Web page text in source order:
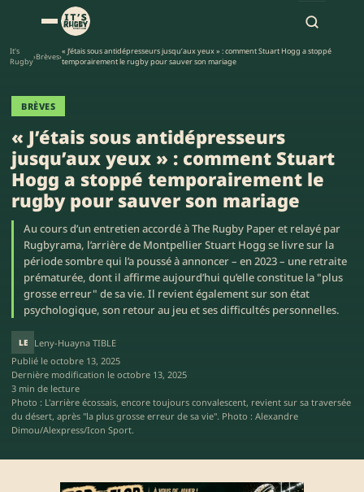
It's
Rugby›Brèves›« J’étais sous antidépresseurs jusqu’aux yeux » : comment Stuart Hogg a stoppé
temporairement le rugby pour sauver son mariage
BRÈVES
« J’étais sous antidépresseurs
jusqu’aux yeux » : comment Stuart
Hogg a stoppé temporairement le
rugby pour sauver son mariage
Au cours d’un entretien accordé à The Rugby Paper et relayé par
Rugbyrama, l’arrière de Montpellier Stuart Hogg se livre sur la
période sombre qui l’a poussé à annoncer – en 2023 – une retraite
prématurée, dont il affirme aujourd’hui qu’elle constitue la "plus
grosse erreur" de sa vie. Il revient également sur son état
psychologique, son retour au jeu et ses difficultés personnelles.
LE
Leny-Huayna TIBLE
Publié le octobre 13, 2025
Dernière modification le octobre 13, 2025
3 min de lecture
Photo : L'arrière écossais, encore toujours convalescent, revient sur sa traversée
du désert, après "la plus grosse erreur de sa vie". Photo : Alexandre
Dimou/Alexpress/Icon Sport.